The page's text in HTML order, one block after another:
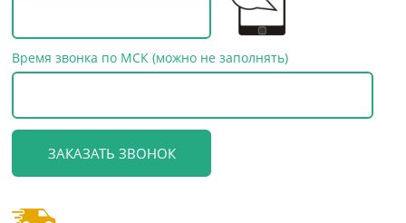
Время звонка по МСК (можно не заполнять)